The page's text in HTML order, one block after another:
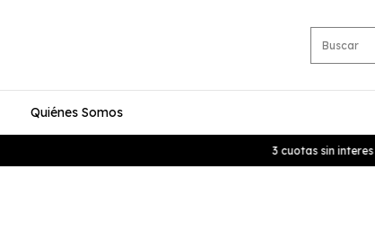
Quiénes Somos
3 cuotas sin interes